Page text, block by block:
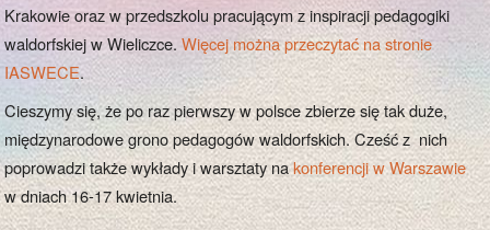
Krakowie oraz w przedszkolu pracującym z inspiracji pedagogiki
waldorfskiej w Wieliczce.Więcej można przeczytać na stronie
IASWECE.
Cieszymy się, że po raz pierwszy w polsce zbierze się tak duże,
międzynarodowe grono pedagogów waldorfskich. Cześć z nich
poprowadzi także wykłady i warsztaty nakonferencji w Warszawie
w dniach 16-17 kwietnia.